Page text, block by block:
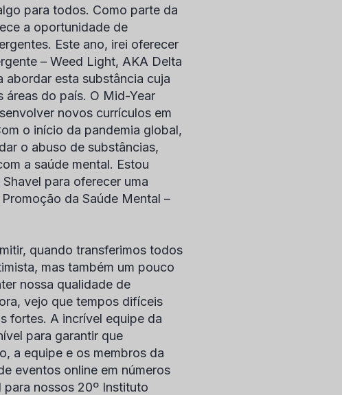
para todos. Como parte da
a oportunidade de
Este ano, irei oferecer
– Weed Light, AKA Delta
abordar esta substância cuja
áreas do país. O Mid-Year
novos currículos em
o início da pandemia global,
o abuso de substâncias,
a saúde mental. Estou
para oferecer uma
da Saúde Mental –
quando transferimos todos
mas também um pouco
nossa qualidade de
vejo que tempos difíceis
fortes. A incrível equipe da
para garantir que
a equipe e os membros da
eventos online em números
para nossos 20º Instituto